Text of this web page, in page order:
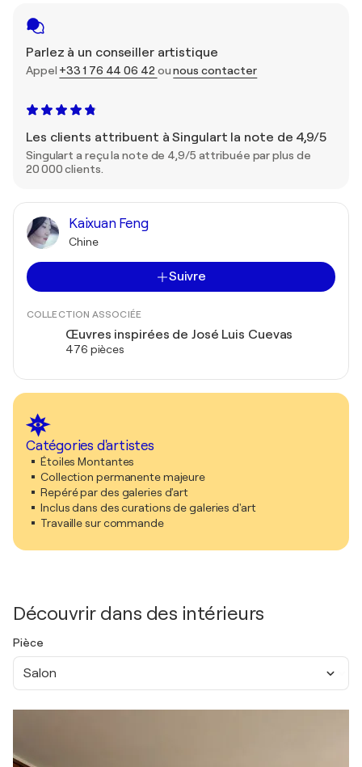
Parlez à un conseiller artistique
Appel +33 1 76 44 06 42 ounous contacter
Les clients attribuent à Singulart la note de 4,9/5
Singulart a reçu la note de 4,9/5 attribuée par plus de
20 000 clients.
Kaixuan Feng
Chine
Suivre
COLLECTION ASSOCIÉE
Œuvres inspirées de José Luis Cuevas
476 pièces
Catégories d'artistes
Étoiles Montantes
Collection permanente majeure
Repéré par des galeries d'art
Inclus dans des curations de galeries d'art
Travaille sur commande
Découvrir dans des intérieurs
Pièce
Salon